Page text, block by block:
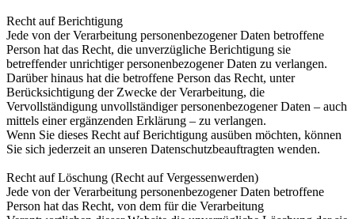
Recht auf Berichtigung
Jede von der Verarbeitung personenbezogener Daten betroffene
Person hat das Recht, die unverzügliche Berichtigung sie
betreffender unrichtiger personenbezogener Daten zu verlangen.
Darüber hinaus hat die betroffene Person das Recht, unter
Berücksichtigung der Zwecke der Verarbeitung, die
Vervollständigung unvollständiger personenbezogener Daten – auch
mittels einer ergänzenden Erklärung – zu verlangen.
Wenn Sie dieses Recht auf Berichtigung ausüben möchten, können
Sie sich jederzeit an unseren Datenschutzbeauftragten wenden.
Recht auf Löschung (Recht auf Vergessenwerden)
Jede von der Verarbeitung personenbezogener Daten betroffene
Person hat das Recht, von dem für die Verarbeitung